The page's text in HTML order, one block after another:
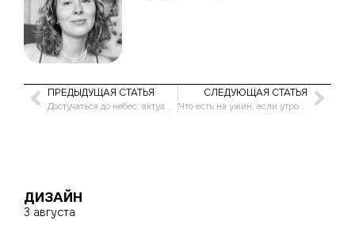
ПРЕДЫДУЩАЯ СТАТЬЯ СЛЕДУЮЩАЯ СТАТЬЯ
Что есть на ужин, если утром часто появляются отеки
ДИЗАЙН
3 августа